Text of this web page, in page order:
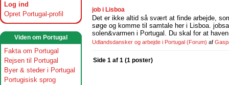
Log ind
Opret Portugal-profil
Viden om Portugal
Fakta om Portugal
Rejsen til Portugal
Byer & steder i Portugal
Portugisisk sprog
job i Lisboa
Det er ikke altid så svært at finde arbejde,
søge og komme til samtale her i Lisboa.
solen&varmen i Portugal. Du skal for at
Udlandsdansker og arbejde i Portugal (Forum) af
Side 1 af 1 (1 poster)